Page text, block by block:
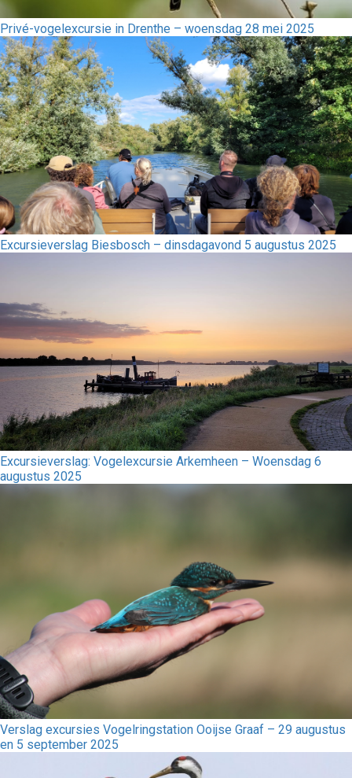
Privé-vogelexcursie in Drenthe – woensdag 28 mei 2025
Excursieverslag Biesbosch – dinsdagavond 5 augustus 2025
Excursieverslag: Vogelexcursie Arkemheen – Woensdag 6
augustus 2025
Verslag excursies Vogelringstation Ooijse Graaf – 29 augustus
en 5 september 2025